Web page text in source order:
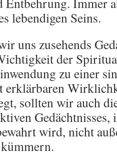
lebendigen Seins.
uns zusehends
der
zu einer
erklärbaren
sollten wir auch
Gedächtnisses,
wird, nicht